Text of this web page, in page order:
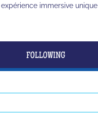
immersive
FOLLOWING